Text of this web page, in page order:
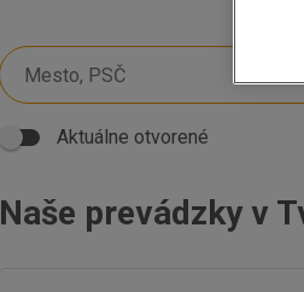
Aktuálne otvorené
Naše prevádzky v